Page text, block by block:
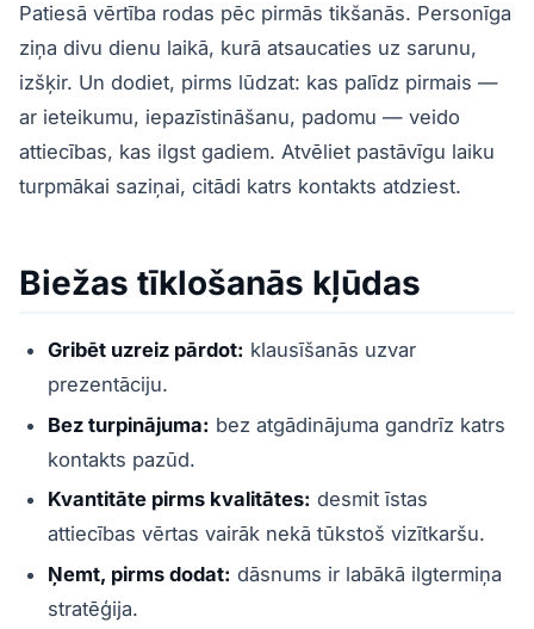
Patiesā vērtība rodas pēc pirmās tikšanās. Personīga
ziņa divu dienu laikā, kurā atsaucaties uz sarunu,
izšķir. Un dodiet, pirms lūdzat: kas palīdz pirmais —
ar ieteikumu, iepazīstināšanu, padomu — veido
attiecības, kas ilgst gadiem. Atvēliet pastāvīgu laiku
turpmākai saziņai, citādi katrs kontakts atdziest.
Biežas tīklošanās kļūdas
Gribēt uzreiz pārdot: klausīšanās uzvar
prezentāciju.
Bez turpinājuma: bez atgādinājuma gandrīz katrs
kontakts pazūd.
Kvantitāte pirms kvalitātes: desmit īstas
attiecības vērtas vairāk nekā tūkstoš vizītkaršu.
Ņemt, pirms dodat: dāsnums ir labākā ilgtermiņa
stratēģija.